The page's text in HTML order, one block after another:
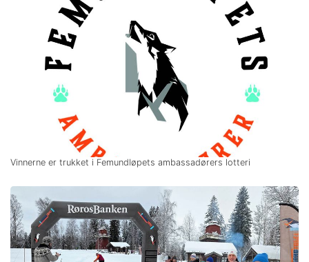
Vinnerne er trukket i Femundløpets ambassadørers lotteri